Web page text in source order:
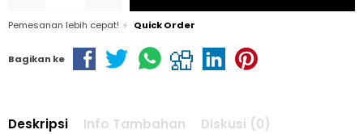
Pemesanan lebih cepat! Quick Order
Bagikan ke
Deskripsi Info Tambahan Diskusi (0)